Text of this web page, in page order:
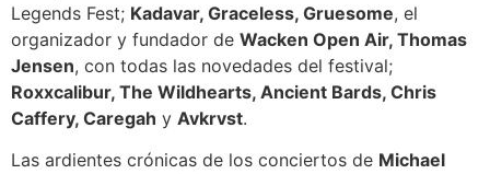
Legends Fest; Kadavar, Graceless, Gruesome, el
organizador y fundador de Wacken Open Air, Thomas
Jensen, con todas las novedades del festival;
Roxxcalibur, The Wildhearts, Ancient Bards, Chris
Caffery, Caregah y Avkrvst.
Las ardientes crónicas de los conciertos de Michael